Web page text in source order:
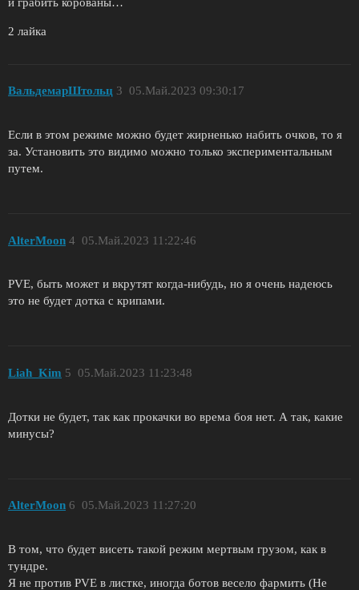
2 лайка
ВальдемарШтольц 05.Май.2023 09:30:17
3
Если в этом режиме можно будет жирненько набить очков, то я
за. Установить это видимо можно только экспериментальным
путем.
AlterMoon 05.Май.2023 11:22:46
4
PVE, быть может и вкрутят когда-нибудь, но я очень надеюсь
это не будет дотка с крипами.
Liah_Kim 05.Май.2023 11:23:48
5
Дотки не будет, так как прокачки во врема боя нет. А так, какие
минусы?
AlterMoon 05.Май.2023 11:27:20
6
В том, что будет висеть такой режим мертвым грузом, как в
тундре.
Я не против PVE в листке, иногда ботов весело фармить (Не